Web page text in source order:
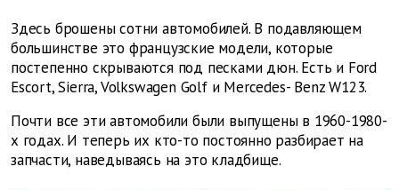
Здесь брошены сотни автомобилей. В подавляющем
большинстве это французские модели, которые
постепенно скрываются под песками дюн. Есть и Ford
Escort, Sierra, Volkswagen Golf и Mercedes- Benz W123.
Почти все эти автомобили были выпущены в 1960-1980-
х годах. И теперь их кто-то постоянно разбирает на
запчасти, наведываясь на это кладбище.